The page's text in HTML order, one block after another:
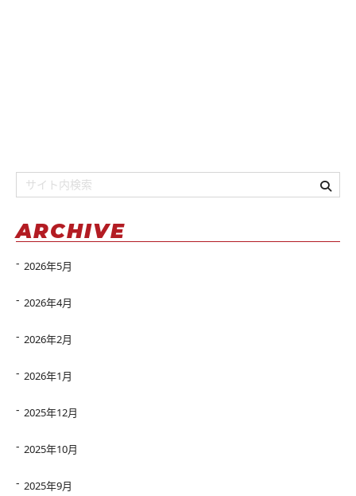
ARCHIVE
2026年5月
2026年4月
2026年2月
2026年1月
2025年12月
2025年10月
2025年9月